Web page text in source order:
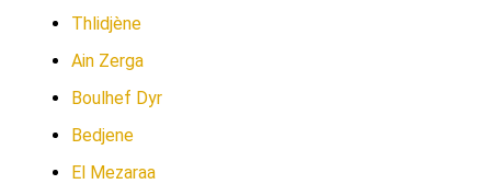
Thlidjène
Ain Zerga
Boulhef Dyr
Bedjene
El Mezaraa